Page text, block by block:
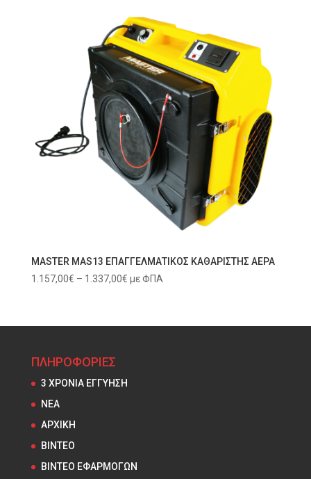
MASTER MAS13 ΕΠΑΓΓΕΛΜΑΤΙΚΟΣ ΚΑΘΑΡΙΣΤΗΣ ΑΕΡΑ
1.157,00€ – 1.337,00€Price
through
με ΦΠΑ
ΠΛΗΡΟΦΟΡΙΕΣ
3 ΧΡΟΝΙΑ ΕΓΓΥΗΣΗ
NEA
ΑΡΧΙΚΗ
ΒΙΝΤΕΟ
ΒΙΝΤΕΟ ΕΦΑΡΜΟΓΩΝ